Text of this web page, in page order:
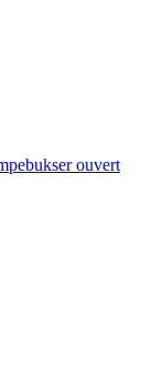
ouvert